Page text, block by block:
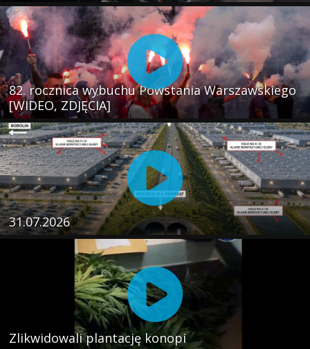
82. rocznica wybuchu Powstania Warszawskiego
[WIDEO, ZDJĘCIA]
31.07.2026
Zlikwidowali plantację konopi